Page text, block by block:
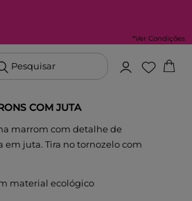
*Ver Condições
Pesquisar
COM JUTA
marrom com detalhe de
juta. Tira no tornozelo com
material ecológico